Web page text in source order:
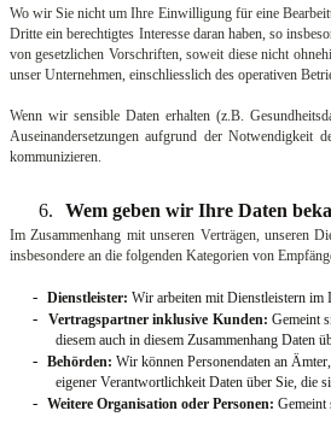
Wo wir Sie nicht um Ihre Einwilligung für eine
Dritte ein berechtigtes Interesse daran haben, so
von gesetzlichen Vorschriften, soweit diese nicht
unser Unternehmen, einschliesslich des operativen
Wenn wir sensible Daten erhalten (z.B.
Auseinandersetzungen aufgrund der Notwendigkeit
kommunizieren.
6. Wem geben wir Ihre Daten
Im Zusammenhang mit unseren Verträgen, unseren
insbesondere an die folgenden Kategorien von
- Dienstleister: Wir arbeiten mit Dienstleistern im
- Vertragspartner inklusive Kunden: Gemeint
diesem auch in diesem Zusammenhang Daten
- Behörden: Wir können Personendaten an
eigener Verantwortlichkeit Daten über Sie, die
- Weitere Organisation oder Personen: Gemeint